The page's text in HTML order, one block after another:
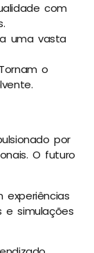
com
uma vasta
o
por
O futuro
experiências
e simulações